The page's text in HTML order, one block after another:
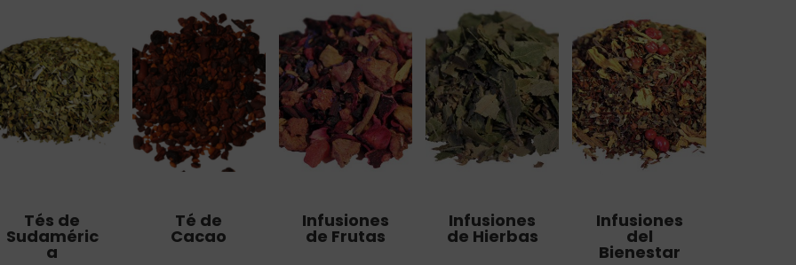
Tés de
Sudaméric
a
Té de
Cacao
Infusiones
de Frutas
Infusiones
de Hierbas
Infusiones
del
Bienestar